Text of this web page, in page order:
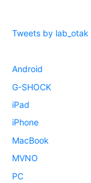
Tweets by lab_otak
Android
G-SHOCK
iPad
iPhone
MacBook
MVNO
PC